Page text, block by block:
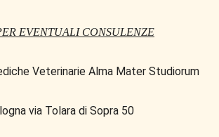
EVENTUALI CONSULENZE
Veterinarie Alma Mater Studiorum
via Tolara di Sopra 50